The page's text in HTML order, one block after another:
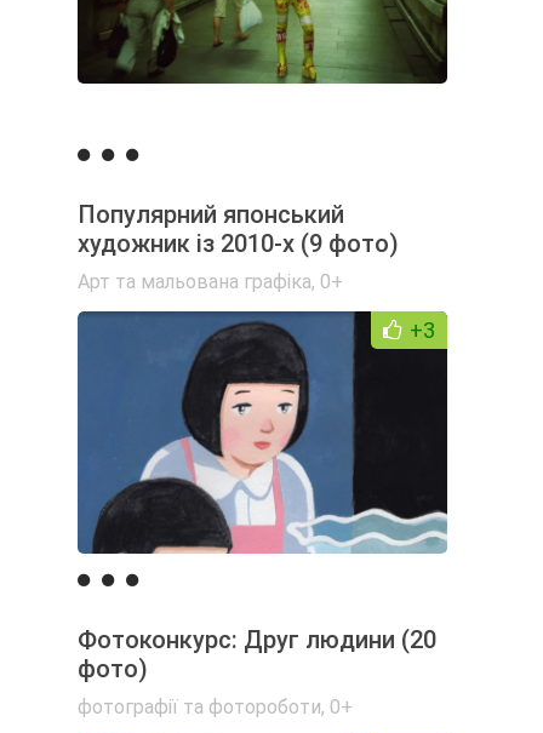
Популярний японський
художник із 2010-х (9 фото)
Арт та мальована графіка, 0+
+3
Фотоконкурс: Друг людини (20
фото)
фотографії та фотороботи, 0+